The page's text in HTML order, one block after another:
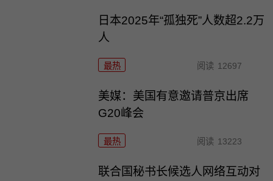
日本2025年“孤独死”人数超2.2万
人
最热 阅读 12697
美媒：美国有意邀请普京出席
G20峰会
最热 阅读 13223
联合国秘书长候选人网络互动对